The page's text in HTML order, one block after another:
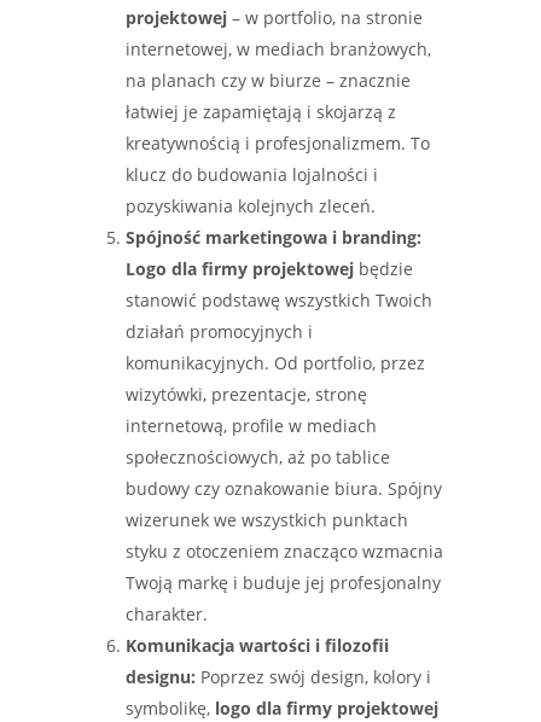
projektowej – w portfolio, na stronie
internetowej, w mediach branżowych,
na planach czy w biurze – znacznie
łatwiej je zapamiętają i skojarzą z
kreatywnością i profesjonalizmem. To
klucz do budowania lojalności i
pozyskiwania kolejnych zleceń.
Spójność marketingowa i branding:
Logo dla firmy projektowej będzie
stanowić podstawę wszystkich Twoich
działań promocyjnych i
komunikacyjnych. Od portfolio, przez
wizytówki, prezentacje, stronę
internetową, profile w mediach
społecznościowych, aż po tablice
budowy czy oznakowanie biura. Spójny
wizerunek we wszystkich punktach
styku z otoczeniem znacząco wzmacnia
Twoją markę i buduje jej profesjonalny
charakter.
Komunikacja wartości i filozofii
designu: Poprzez swój design, kolory i
symbolikę, logo dla firmy projektowej